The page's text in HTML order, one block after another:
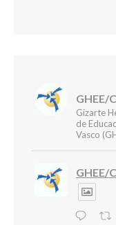
GHEE/
Gizarte
de
Vasco
GHEE/